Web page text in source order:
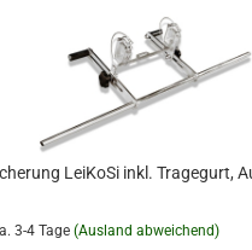
LeiKoSi inkl. Tragegurt,
3-4 Tage (Ausland abweichend)